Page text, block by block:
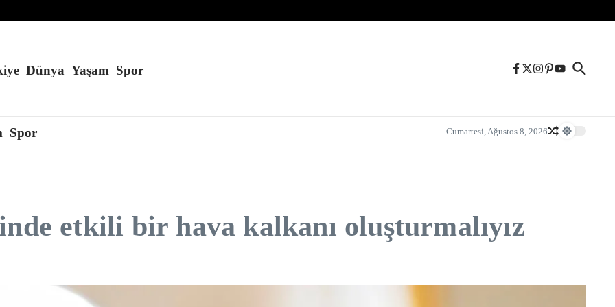
aradığı iddia edildi
Dünya Yaşam Spor
Spor Cumartesi, Ağustos 8, 2026
etkili bir hava kalkanı oluşturmalıyız